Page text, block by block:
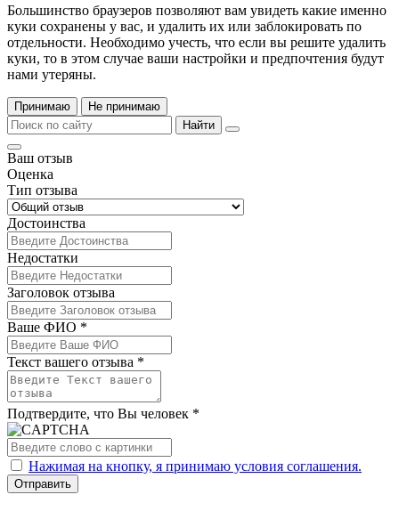
Большинство браузеров позволяют вам увидеть какие именно
куки сохранены у вас, и удалить их или заблокировать по
отдельности. Необходимо учесть, что если вы решите удалить
куки, то в этом случае ваши настройки и предпочтения будут
нами утеряны.
Принимаю
Не принимаю
Найти
Ваш отзыв
Оценка
Тип отзыва
Достоинства
Недостатки
Заголовок отзыва
Ваше ФИО *
Текст вашего отзыва *
Подтвердите, что Вы человек *
Нажимая на кнопку, я принимаю условия соглашения.
Отправить